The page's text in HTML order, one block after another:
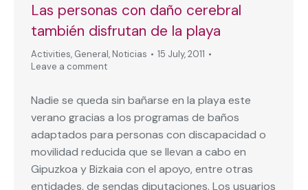
Las personas con daño cerebral
también disfrutan de la playa
Activities, General, Noticias
15 July, 2011
Leave a comment
Nadie se queda sin bañarse en la playa este
verano gracias a los programas de baños
adaptados para personas con discapacidad o
movilidad reducida que se llevan a cabo en
Gipuzkoa y Bizkaia con el apoyo, entre otras
entidades, de sendas diputaciones. Los usuarios